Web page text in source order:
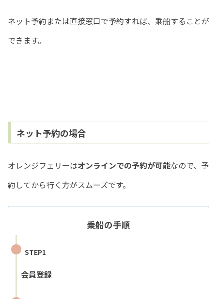
ネット予約または直接窓口で予約すれば、乗船することが
できます。
ネット予約の場合
オレンジフェリーはオンラインでの予約が可能なので、予
約してから行く方がスムーズです。
乗船の手順
STEP1
会員登録